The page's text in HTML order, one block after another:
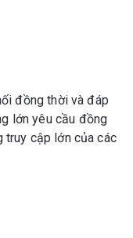
đồng thời và đáp
lớn yêu cầu đồng
truy cập lớn của các